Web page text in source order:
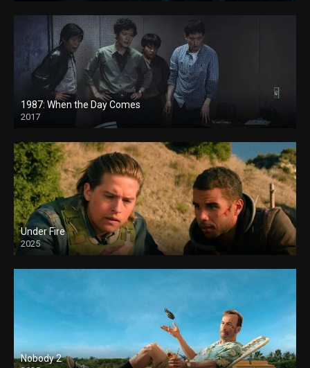
1987: When the Day Comes
2017
Under Fire
2025
Nobody 2